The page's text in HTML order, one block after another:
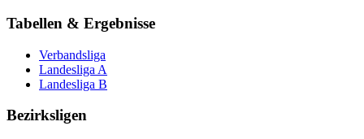
Tabellen & Ergebnisse
Verbandsliga
Landesliga A
Landesliga B
Bezirksligen